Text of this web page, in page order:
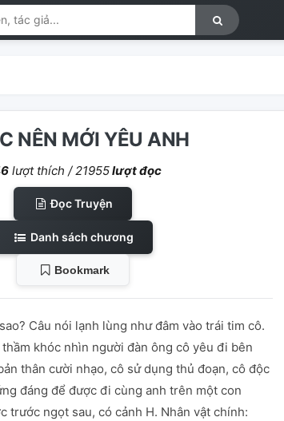
NÊN MỚI YÊU ANH
lượt thích /21955lượt đọc
Đọc Truyện
Danh sách chương
Bookmark
Câu nói lạnh lùng như đâm vào trái tim cô.
khóc nhìn người đàn ông cô yêu đi bên
thân cười nhạo, cô sử dụng thủ đoạn, cô độc
đáng để được đi cùng anh trên một con
trước ngọt sau, có cảnh H. Nhân vật chính: